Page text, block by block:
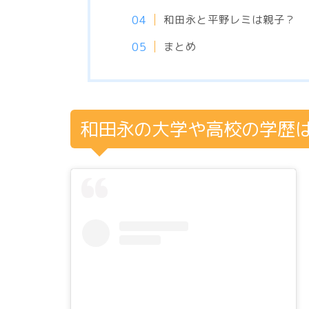
和田永と平野レミは親子？
まとめ
和田永の大学や高校の学歴